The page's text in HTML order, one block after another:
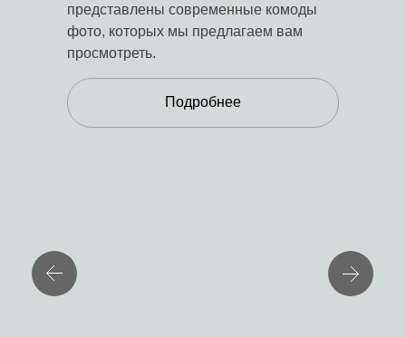
представлены современные комоды
фото, которых мы предлагаем вам
просмотреть.
Подробнее